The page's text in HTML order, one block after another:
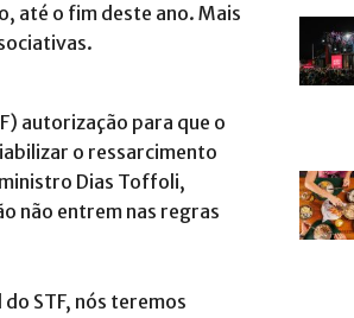
até o fim deste ano. Mais
autorização para que o
o ressarcimento
Dias Toffoli,
não entrem nas regras
STF, nós teremos